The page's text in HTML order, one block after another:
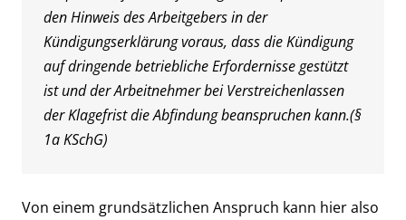
den Hinweis des Arbeitgebers in der
Kündigungserklärung voraus, dass die Kündigung
auf dringende betriebliche Erfordernisse gestützt
ist und der Arbeitnehmer bei Verstreichenlassen
der Klagefrist die Abfindung beanspruchen kann.(§
1a KSchG)
Von einem grundsätzlichen Anspruch kann hier also